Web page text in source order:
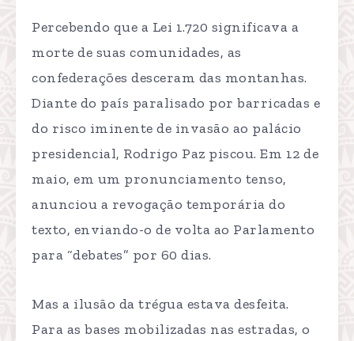
Percebendo que a Lei 1.720 significava a
morte de suas comunidades, as
confederações desceram das montanhas.
Diante do país paralisado por barricadas e
do risco iminente de invasão ao palácio
presidencial, Rodrigo Paz piscou. Em 12 de
maio, em um pronunciamento tenso,
anunciou a revogação temporária do
texto, enviando-o de volta ao Parlamento
para “debates” por 60 dias.
Mas a ilusão da trégua estava desfeita.
Para as bases mobilizadas nas estradas, o